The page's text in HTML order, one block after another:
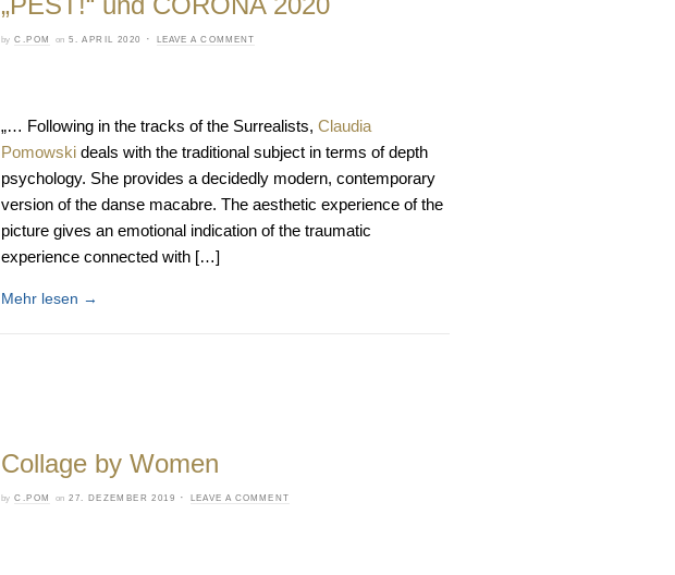
by C.POM on 5. APRIL 2020 · LEAVE A COMMENT
„… Following in the tracks of the Surrealists, Claudia
Pomowski deals with the traditional subject in terms of depth
psychology. She provides a decidedly modern, contemporary
version of the danse macabre. The aesthetic experience of the
picture gives an emotional indication of the traumatic
experience connected with […]
Mehr lesen →
Collage by Women
by C.POM on 27. DEZEMBER 2019 ·LEAVE A COMMENT